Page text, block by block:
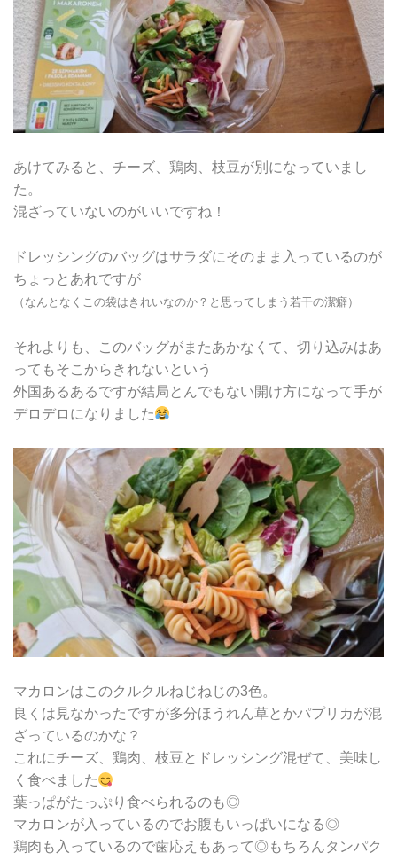
あけてみると、チーズ、鶏肉、枝豆が別になっていまし
た。
混ざっていないのがいいですね！
ドレッシングのバッグはサラダにそのまま入っているのが
ちょっとあれですが
（なんとなくこの袋はきれいなのか？と思ってしまう若干の潔癖）
それよりも、このバッグがまたあかなくて、切り込みはあ
ってもそこからきれないという
外国あるあるですが結局とんでもない開け方になって手が
デロデロになりました
マカロンはこのクルクルねじねじの3色。
良くは見なかったですが多分ほうれん草とかパプリカが混
ざっているのかな？
これにチーズ、鶏肉、枝豆とドレッシング混ぜて、美味し
く食べました
葉っぱがたっぷり食べられるのも◎
マカロンが入っているのでお腹もいっぱいになる◎
鶏肉も入っているので歯応えもあって◎もちろんタンパク